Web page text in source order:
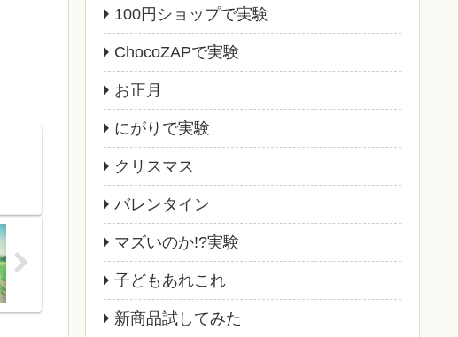
100円ショップで実験
ChocoZAPで実験
お正月
にがりで実験
クリスマス
バレンタイン
マズいのか!?実験
子どもあれこれ
新商品試してみた